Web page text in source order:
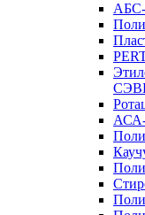
АБС-
АСА-